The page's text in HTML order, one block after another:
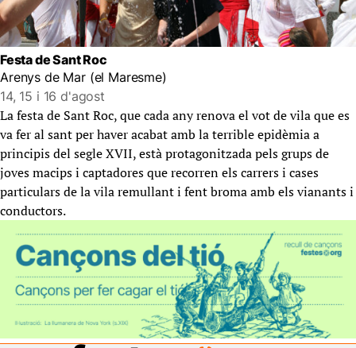
Festa de Sant Roc
Arenys de Mar (el Maresme)
14, 15 i 16 d'agost
La festa de Sant Roc, que cada any renova el vot de vila que es
va fer al sant per haver acabat amb la terrible epidèmia a
principis del segle XVII, està protagonitzada pels grups de
joves macips i captadores que recorren els carrers i cases
particulars de la vila remullant i fent broma amb els vianants i
conductors.